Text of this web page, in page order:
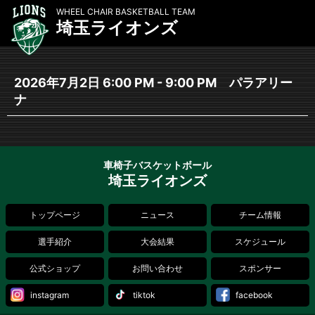
WHEEL CHAIR BASKETBALL TEAM
埼玉ライオンズ
2026年7月2日 6:00 PM - 9:00 PM パラアリー
ナ
車椅子バスケットボール
埼玉ライオンズ
トップページ ニュース チーム情報
選手紹介 大会結果 スケジュール
公式ショップ お問い合わせ スポンサー
instagram tiktok facebook